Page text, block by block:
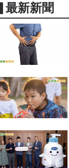
▋最新新聞